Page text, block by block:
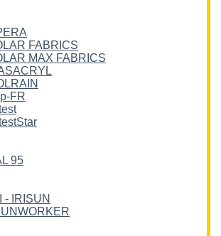
FABRICS
MAX FABRICS
FR
95
- IRISUN